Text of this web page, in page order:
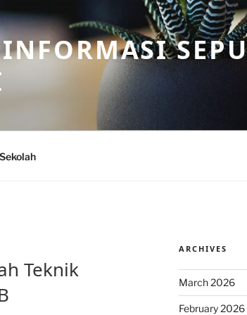
Teknik
ARCHIVES
March 2026
February 2026